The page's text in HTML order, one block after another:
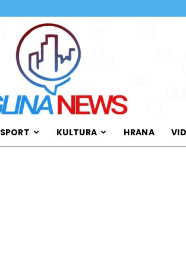
SPORT KULTURA HRANA